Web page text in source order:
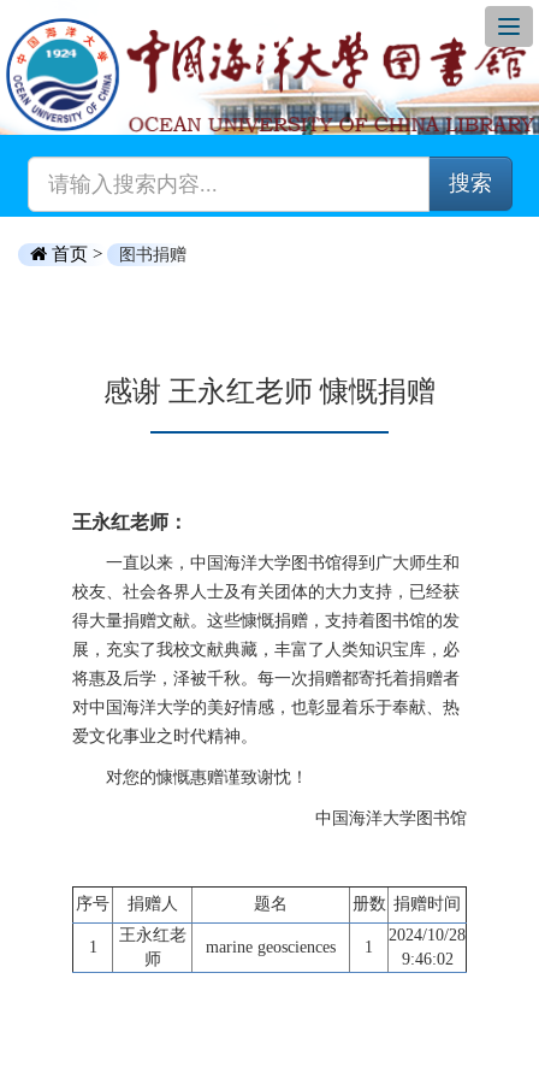
搜索
首页 > 图书捐赠
感谢 王永红老师 慷慨捐赠
王永红老师：
一直以来，中国海洋大学图书馆得到广大师生和
校友、社会各界人士及有关团体的大力支持，已经获
得大量捐赠文献。这些慷慨捐赠，支持着图书馆的发
展，充实了我校文献典藏，丰富了人类知识宝库，必
将惠及后学，泽被千秋。每一次捐赠都寄托着捐赠者
对中国海洋大学的美好情感，也彰显着乐于奉献、热
爱文化事业之时代精神。
对您的慷慨惠赠谨致谢忱！
中国海洋大学图书馆
序号 捐赠人 题名 册数 捐赠时间
1
王永红老
师
marine geosciences 1
2024/10/28
9:46:02